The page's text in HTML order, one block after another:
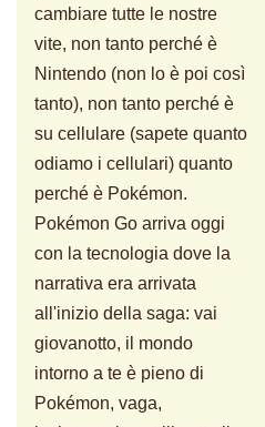
cambiare tutte le nostre
vite, non tanto perché è
Nintendo (non lo è poi così
tanto), non tanto perché è
su cellulare (sapete quanto
odiamo i cellulari) quanto
perché è Pokémon.
Pokémon Go arriva oggi
con la tecnologia dove la
narrativa era arrivata
all'inizio della saga: vai
giovanotto, il mondo
intorno a te è pieno di
Pokémon, vaga,